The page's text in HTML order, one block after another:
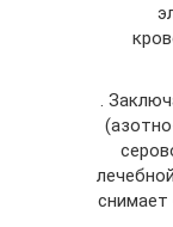
.
снимает